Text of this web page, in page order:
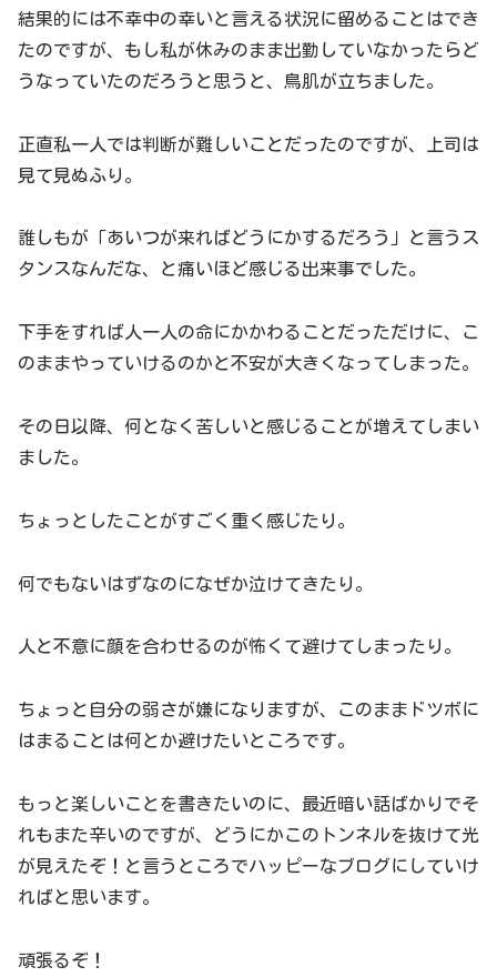
結果的には不幸中の幸いと言える状況に留めることはでき
たのですが、もし私が休みのまま出勤していなかったらど
うなっていたのだろうと思うと、鳥肌が立ちました。
正直私一人では判断が難しいことだったのですが、上司は
見て見ぬふり。
誰しもが「あいつが来ればどうにかするだろう」と言うス
タンスなんだな、と痛いほど感じる出来事でした。
下手をすれば人一人の命にかかわることだっただけに、こ
のままやっていけるのかと不安が大きくなってしまった。
その日以降、何となく苦しいと感じることが増えてしまい
ました。
ちょっとしたことがすごく重く感じたり。
何でもないはずなのになぜか泣けてきたり。
人と不意に顔を合わせるのが怖くて避けてしまったり。
ちょっと自分の弱さが嫌になりますが、このままドツボに
はまることは何とか避けたいところです。
もっと楽しいことを書きたいのに、最近暗い話ばかりでそ
れもまた辛いのですが、どうにかこのトンネルを抜けて光
が見えたぞ！と言うところでハッピーなブログにしていけ
ればと思います。
頑張るぞ！